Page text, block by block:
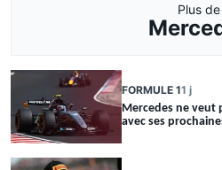
Plus de
FORMULE 11 j
Mercedes ne veut
avec ses